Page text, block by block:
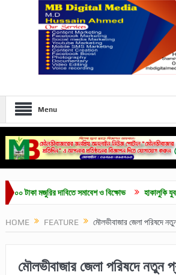
Menu
মজুরির দাবিতে সমাবেশ ও বিক্ষোভ হাকালুকি যুব
HOME FEATURE মৌলভীবাজার জেলা পরিষদে নতুন
মৌলভীবাজার জেলা পরিষদে নতুন